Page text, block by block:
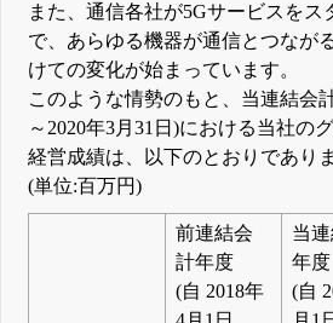
また、通信各社が5Gサービスをス
で、あらゆる機器が通信とつなが
けての変化が始まっています。
このような情勢のもと、当連結会
～2020年3月31日)における当社の
経営成績は、以下のとおりでありま
(単位:百万円)
前連結会
計年度
(自 2018年
当
年度
(自